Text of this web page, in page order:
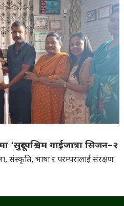
गाईजात्रा सिजन–२
संस्कृति, भाषा र परम्परालाई संरक्षण